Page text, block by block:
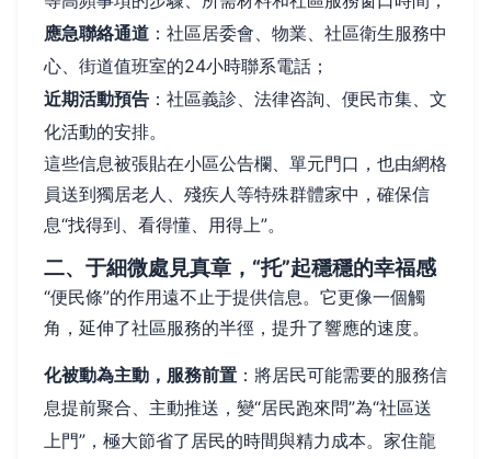
應急聯絡通道 ：社區居委會、物業、社區衛生服務中
心、街道值班室的24小時聯系電話；
近期活動預告 ：社區義診、法律咨詢、便民市集、文
化活動的安排。
這些信息被張貼在小區公告欄、單元門口，也由網格
員送到獨居老人、殘疾人等特殊群體家中，確保信
息“找得到、看得懂、用得上”。
二、于細微處見真章，“托”起穩穩的幸福感
“便民條”的作用遠不止于提供信息。它更像一個觸
角，延伸了社區服務的半徑，提升了響應的速度。
化被動為主動，服務前置 ：將居民可能需要的服務信
息提前聚合、主動推送，變“居民跑來問”為“社區送
上門”，極大節省了居民的時間與精力成本。家住龍